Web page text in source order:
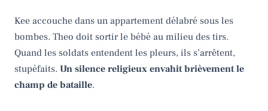
Kee accouche dans un appartement délabré sous les
bombes. Theo doit sortir le bébé au milieu des tirs.
Quand les soldats entendent les pleurs, ils s’arrêtent,
stupéfaits. Un silence religieux envahit brièvement le
champ de bataille.